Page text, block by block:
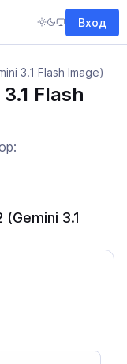
Вход
3.1 Flash Image)
Flash
3.1